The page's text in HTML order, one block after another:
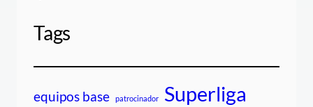
Tags
equipos base patrocinador Superliga